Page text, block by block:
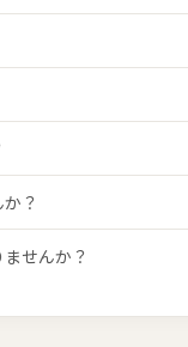
？
せんか？